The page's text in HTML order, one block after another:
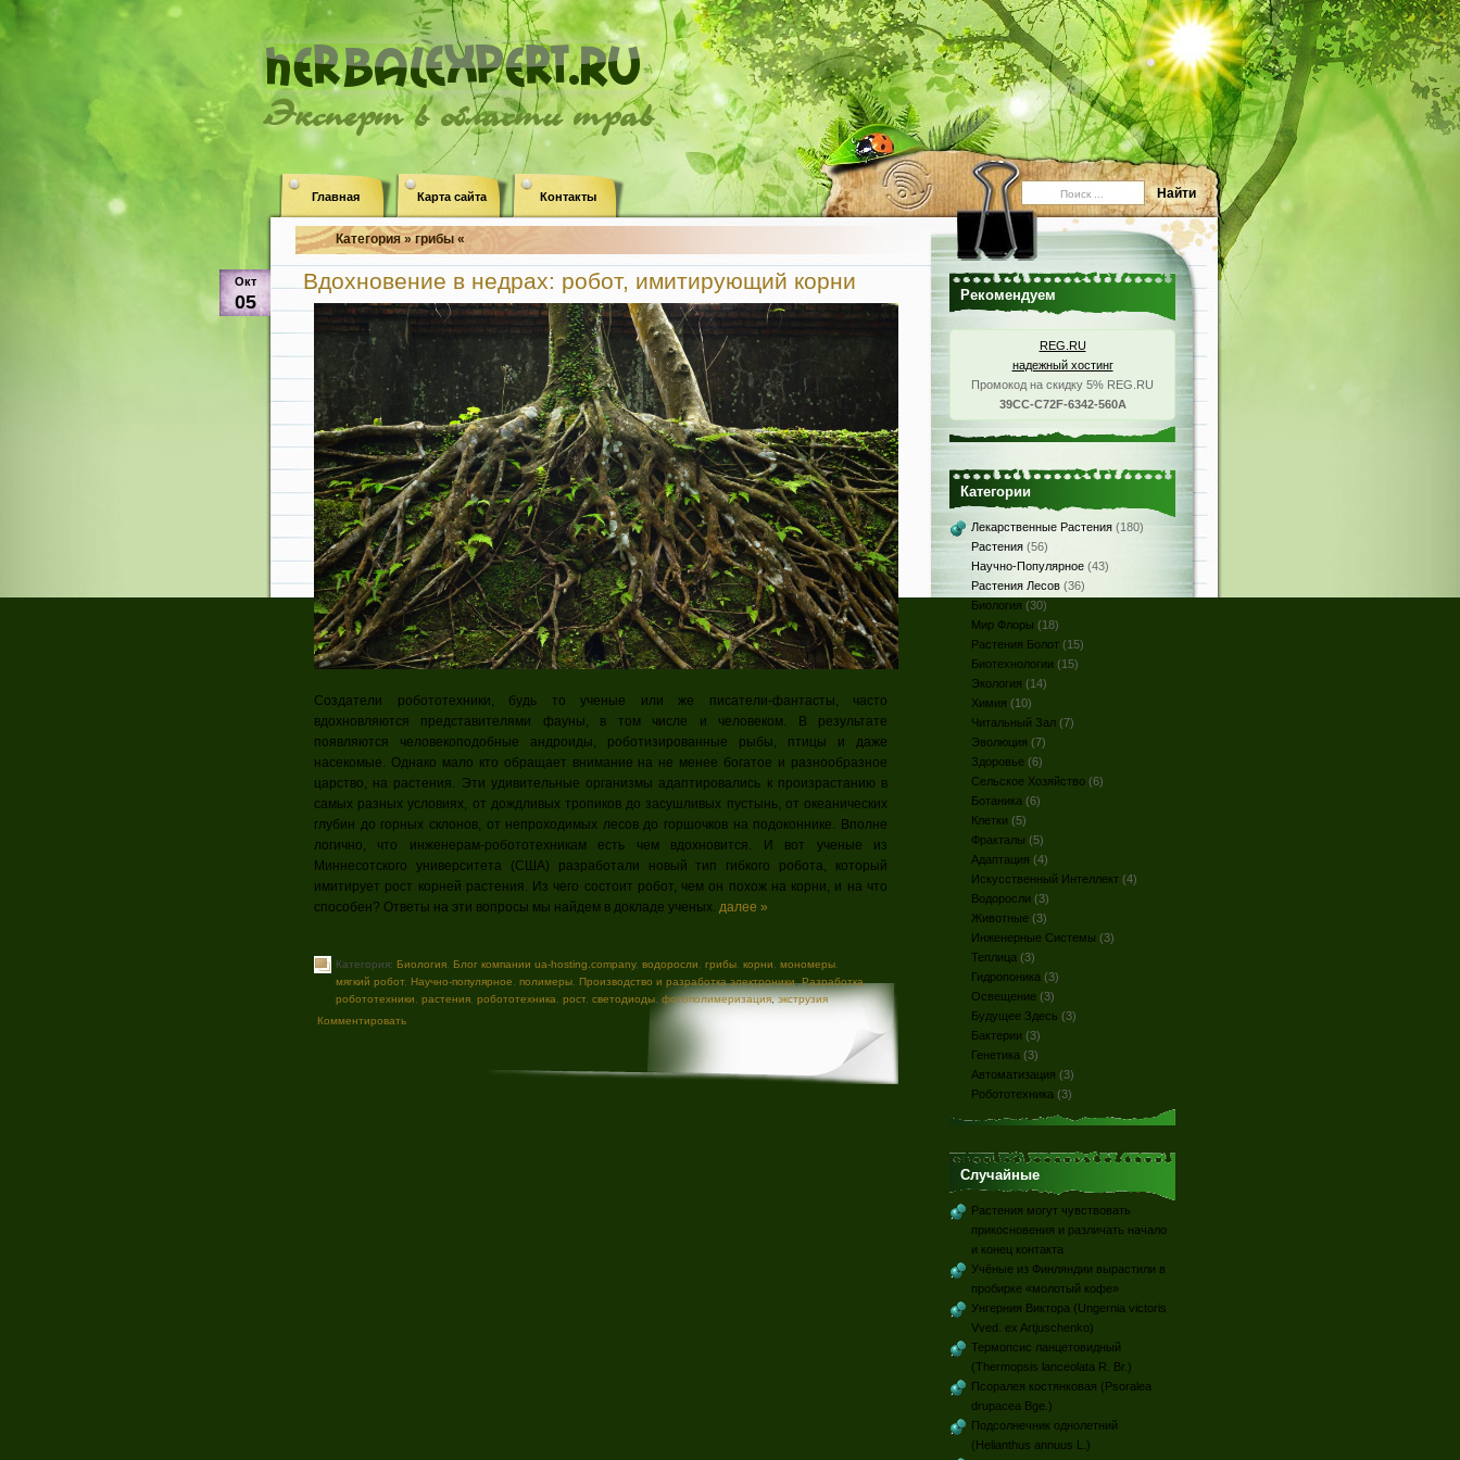
Эксперт в области трав
Главная Карта сайта Контакты
Категория » грибы «
Окт
05
Вдохновение в недрах: робот, имитирующий корни
Создатели робототехники, будь то ученые или же писатели-фантасты, часто
вдохновляются представителями фауны, в том числе и человеком. В результате
появляются человекоподобные андроиды, роботизированные рыбы, птицы и даже
насекомые. Однако мало кто обращает внимание на не менее богатое и разнообразное
царство, на растения. Эти удивительные организмы адаптировались к произрастанию в
самых разных условиях, от дождливых тропиков до засушливых пустынь, от океанических
глубин до горных склонов, от непроходимых лесов до горшочков на подоконнике. Вполне
логично, что инженерам-робототехникам есть чем вдохновится. И вот ученые из
Миннесотского университета (США) разработали новый тип гибкого робота, который
имитирует рост корней растения. Из чего состоит робот, чем он похож на корни, и на что
способен? Ответы на эти вопросы мы найдем в докладе ученых. далее »
Категория: Биология Блог компании ua-hosting.company, водоросли грибы корни мономеры
мягкий робот, Научно-популярное полимеры Производство и разработка электроники,Разработка
робототехники
растения робототехника рост, светодиоды фотополимеризация,экструзия
Комментировать
Рекомендуем
REG.RU
надежный хостинг
Промокод на скидку 5% REG.RU
39CC-C72F-6342-560A
Категории
Лекарственные Растения (180)
Растения (56)
Научно-Популярное (43)
Растения Лесов (36)
Биология (30)
Мир Флоры (18)
Растения Болот (15)
Биотехнологии (15)
Экология (14)
Химия (10)
Читальный Зал (7)
Эволюция (7)
Здоровье (6)
Сельское Хозяйство (6)
Ботаника (6)
Клетки (5)
Фракталы (5)
Адаптация (4)
Искусственный Интеллект (4)
Водоросли (3)
Животные (3)
Инженерные Системы (3)
Теплица (3)
Гидропоника (3)
Освещение (3)
Будущее Здесь (3)
Бактерии (3)
Генетика (3)
Автоматизация (3)
Робототехника (3)
Случайные
Растения могут чувствовать
прикосновения и различать начало
и конец контакта
Учёные из Финляндии вырастили в
пробирке «молотый кофе»
Унгерния Виктора (Ungernia victoris
Vved. ex Artjuschenko)
Термопсис ланцетовидный
(Thermopsis lanceolata R. Br.)
Псоралея костянковая (Psoralea
drupacea Bge.)
Подсолнечник однолетний
(Helianthus annuus L.)